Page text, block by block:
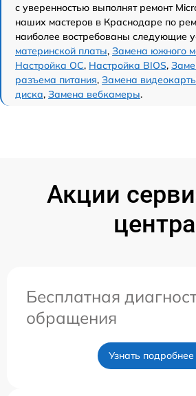
с уверенностью выполнят ремонт
наших мастеров в Краснодаре по
наиболее востребованы следующие
материнской платы, Замена южного
Настройка ОС, Настройка BIOS,
разъема питания, Замена
диска, Замена вебкамеры.
Акции
центра
Бесплатная
обращения
Узнать подробнее